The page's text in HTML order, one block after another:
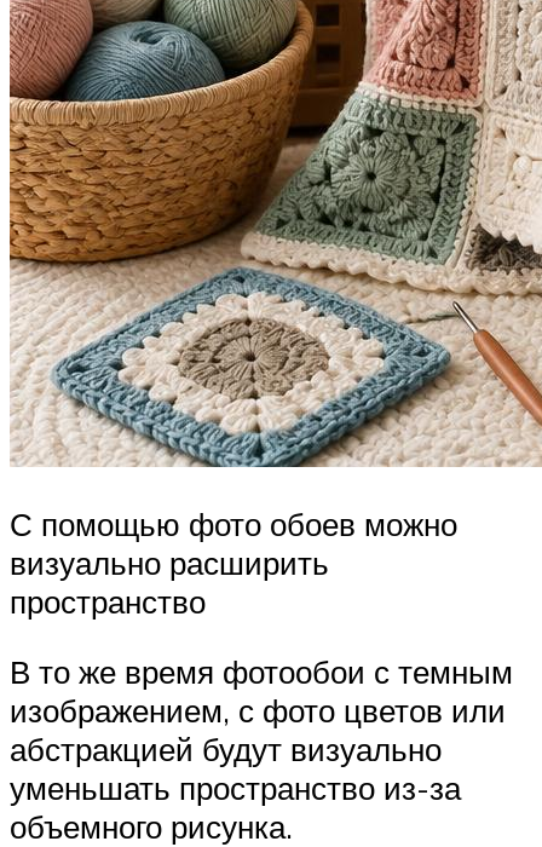
С помощью фото обоев можно
визуально расширить
пространство
В то же время фотообои с темным
изображением, с фото цветов или
абстракцией будут визуально
уменьшать пространство из-за
объемного рисунка.